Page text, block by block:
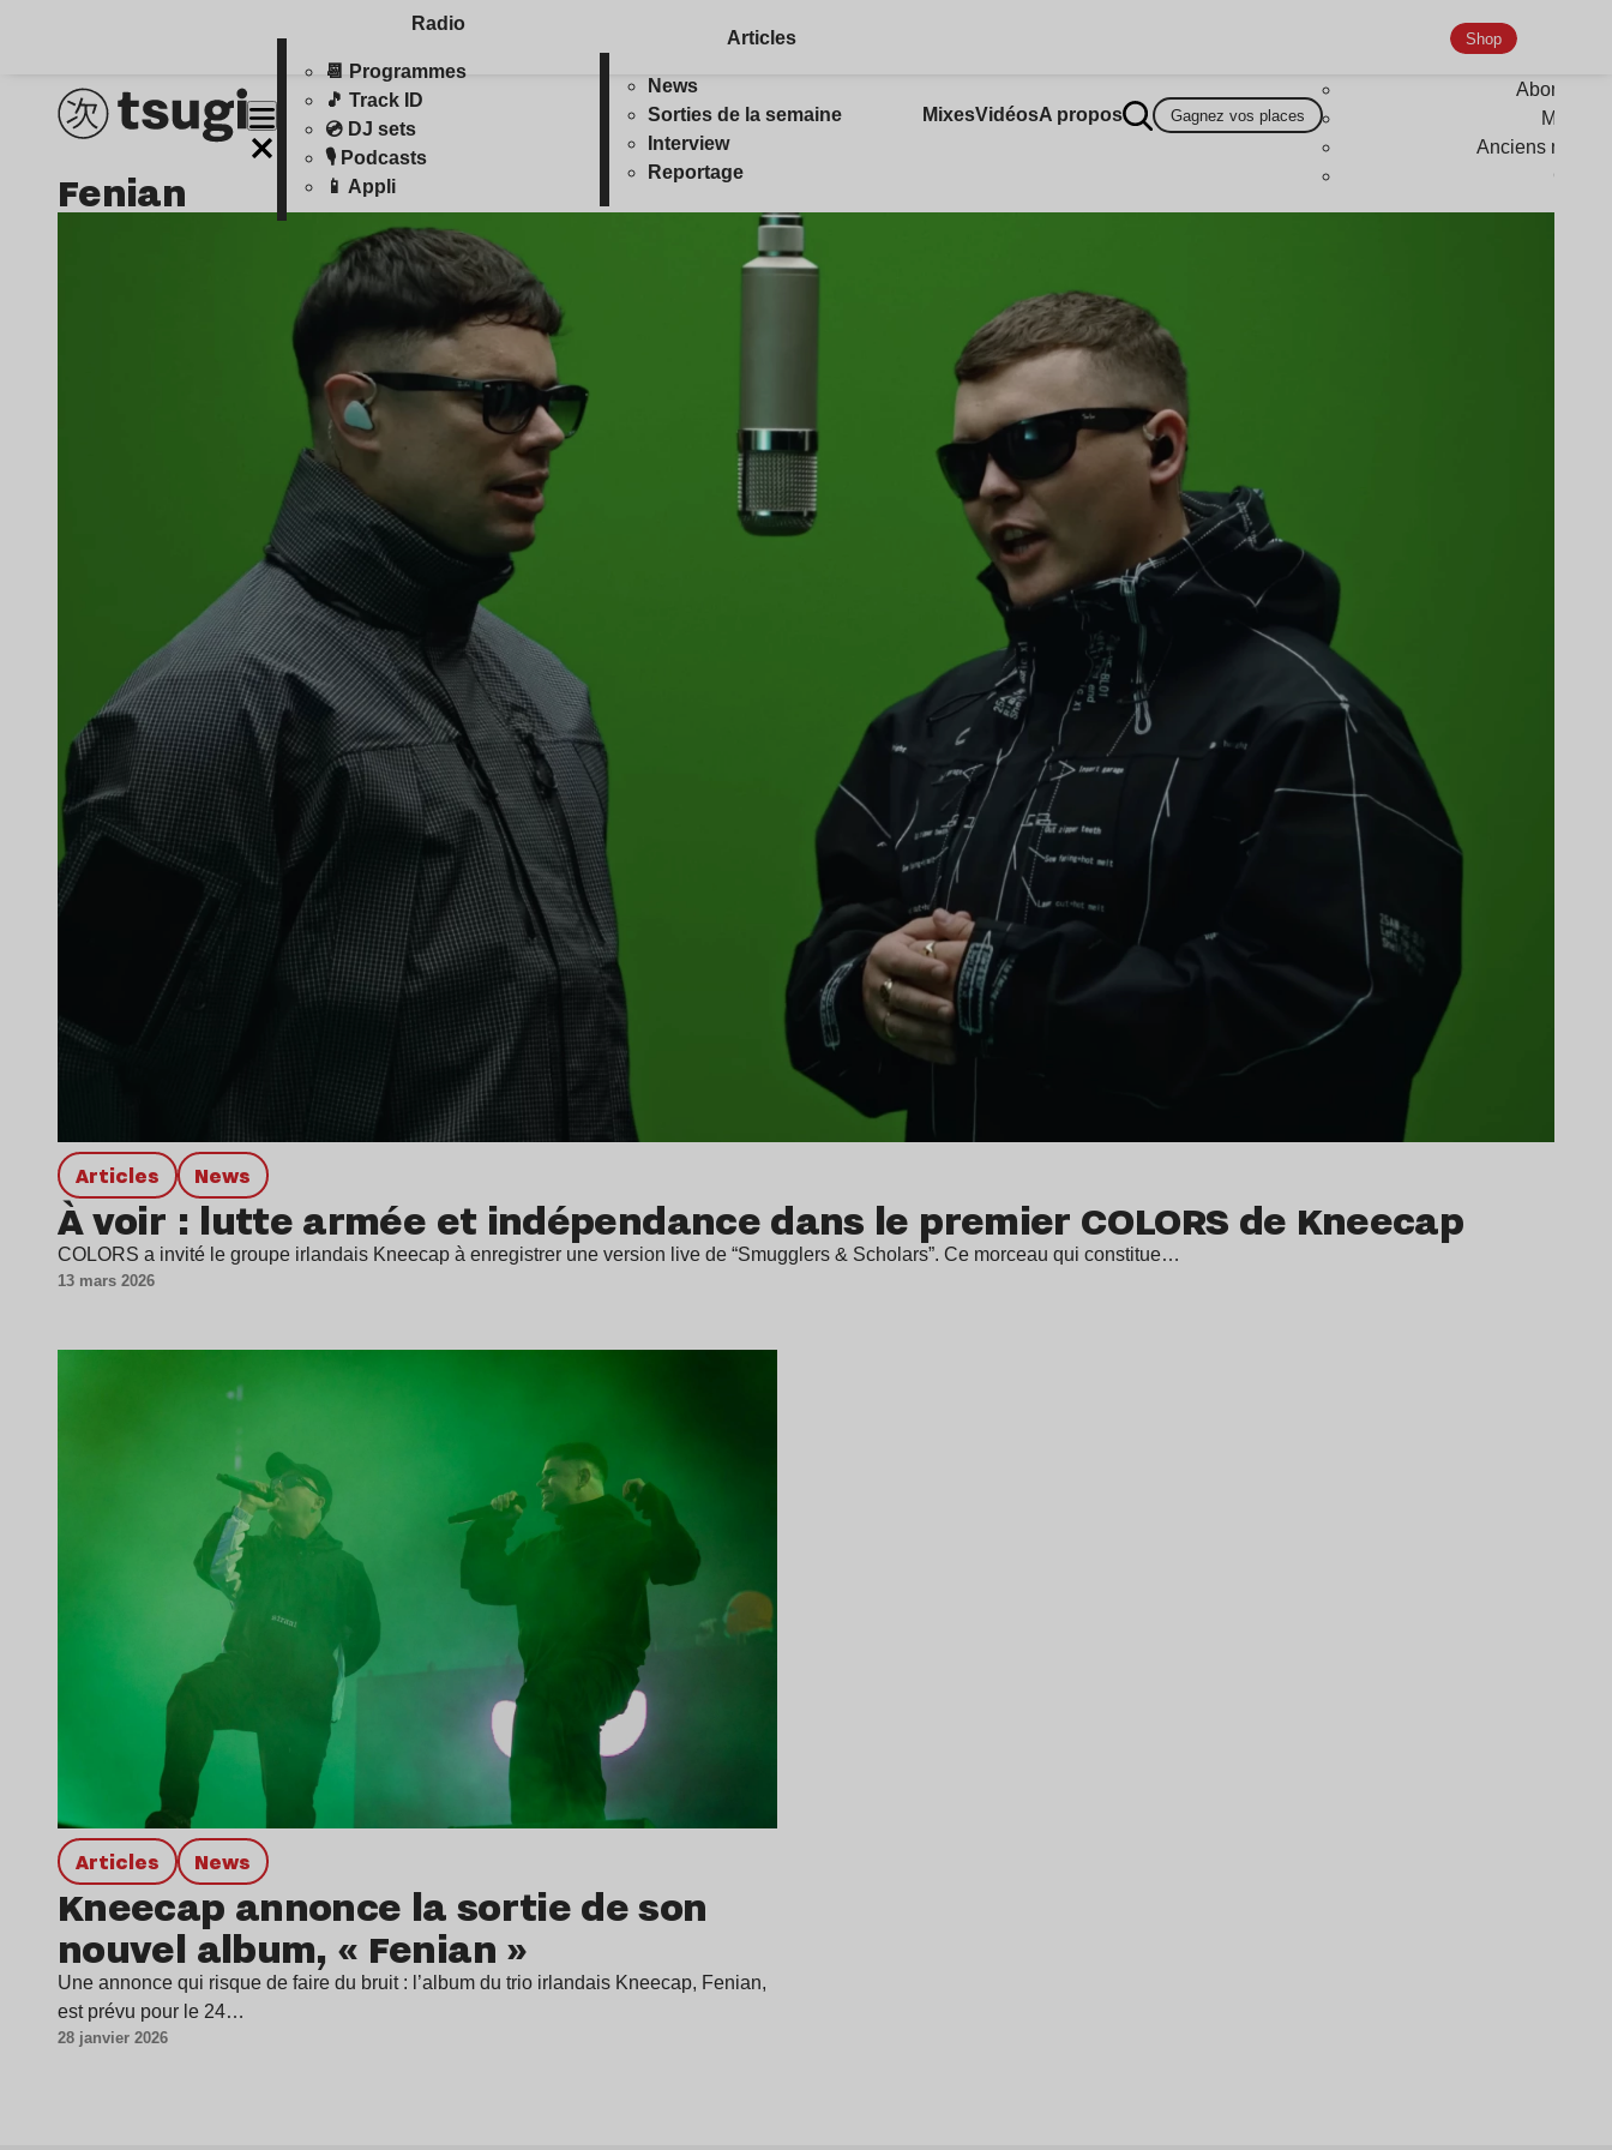
Radio
📆 Programmes
🎵 Track ID
💿 DJ sets
🎙️ Podcasts
📱 Appli
Articles
News
Sorties de la semaine
Interview
Reportage
MixesVidéosA propos Gagnez vos places
Shop
Anciens
fenian
Articles news
À voir : lutte armée et indépendance dans le premier COLORS de Kneecap
COLORS a invité le groupe irlandais Kneecap à enregistrer une version live de “Smugglers & Scholars”. Ce morceau qui constitue…
13 mars 2026
Articles news
Kneecap annonce la sortie de son
nouvel album, « Fenian »
Une annonce qui risque de faire du bruit : l’album du trio irlandais Kneecap, Fenian,
est prévu pour le 24…
28 janvier 2026